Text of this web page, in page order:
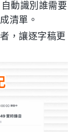
動識別誰需要
清單。
，讓逐字稿更